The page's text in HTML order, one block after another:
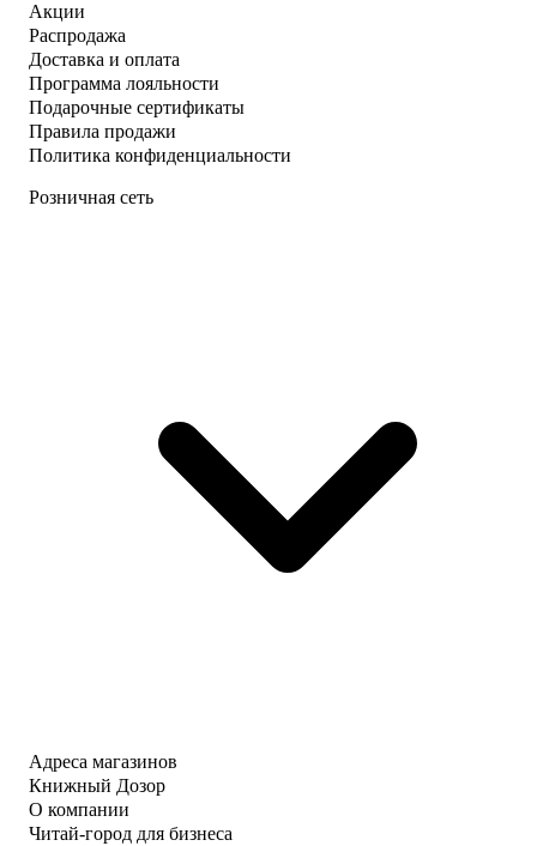
Акции
Распродажа
Доставка и оплата
Программа лояльности
Подарочные сертификаты
Правила продажи
Политика конфиденциальности
Розничная сеть
Адреса магазинов
Книжный Дозор
О компании
Читай-город для бизнеса